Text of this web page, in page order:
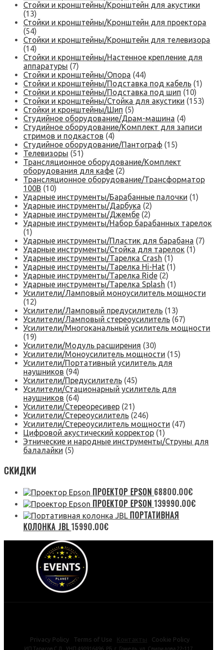
Стойки и кронштейны/Кронштейн для акустики
(13)
Стойки и кронштейны/Кронштейн для проектора
(54)
Стойки и кронштейны/Кронштейн для телевизора
(14)
Стойки и кронштейны/Настенное крепление для
аппаратуры (7)
Стойки и кронштейны/Опора (44)
Стойки и кронштейны/Подставка под кабель (1)
Стойки и кронштейны/Подставка под шип (10)
Стойки и кронштейны/Стойка для акустики (153)
Стойки и кронштейны/Шип (5)
Студийное оборудование/Драм-машина (4)
Студийное оборудование/Комплект для записи
стримов и подкастов (4)
Студийное оборудование/Пантограф (15)
Телевизоры (51)
Трансляционное оборудование/Комплект
оборудования для кафе (2)
Трансляционное оборудование/Трансформатор
100В (10)
Ударные инструменты/Барабанные палочки (1)
Ударные инструменты/Дарбука (2)
Ударные инструменты/Джембе (2)
Ударные инструменты/Набор барабанных тарелок
(1)
Ударные инструменты/Пластик для барабана (7)
Ударные инструменты/Стойка для тарелок (1)
Ударные инструменты/Тарелка Crash (1)
Ударные инструменты/Тарелка Hi-Hat (1)
Ударные инструменты/Тарелка Ride (2)
Ударные инструменты/Тарелка Splash (1)
Усилители/Ламповый моноусилитель мощности
(12)
Усилители/Ламповый предусилитель (13)
Усилители/Ламповый стереоусилитель (67)
Усилители/Многоканальный усилитель мощности
(19)
Усилители/Модуль расширения (30)
Усилители/Моноусилитель мощности (15)
Усилители/Портативный усилитель для
наушников (94)
Усилители/Предусилитель (45)
Усилители/Стационарный усилитель для
наушников (64)
Усилители/Стереоресивер (21)
Усилители/Стереоусилитель (246)
Усилители/Стереоусилитель мощности (47)
Цифровой акустический корректор (1)
Этнические и народные инструменты/Струны для
балалайки (5)
СКИДКИ
ПРОЕКТОР EPSON 68800.00€
ПРОЕКТОР EPSON 139990.00€
ПОРТАТИВНАЯ
КОЛОНКА JBL15990.00€
Privacy Policy Terms of Use Контакты Cookie Policy
ИП Тарасов С.Л., УНП 490916496, РБ, г. Гомель, ул. Свиридова 22-117